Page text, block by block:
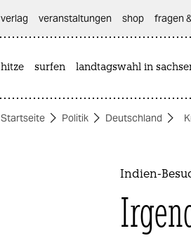
themen
verlag
veranstaltungen shop fragen
hitze surfen landtagswahl in
Startseite Politik Deutschland
Indien-